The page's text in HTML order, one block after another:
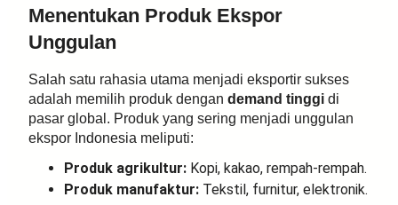
Menentukan Produk Ekspor
Unggulan
Salah satu rahasia utama menjadi eksportir sukses
adalah memilih produk dengan demand tinggi di
pasar global. Produk yang sering menjadi unggulan
ekspor Indonesia meliputi:
Produk agrikultur: Kopi, kakao, rempah-rempah.
Produk manufaktur: Tekstil, furnitur, elektronik.